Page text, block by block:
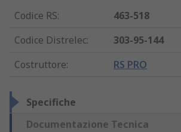
Codice RS:
463-518
Codice Distrelec:
303-95-144
Costruttore: RS PRO
Specifiche
Documentazione Tecnica